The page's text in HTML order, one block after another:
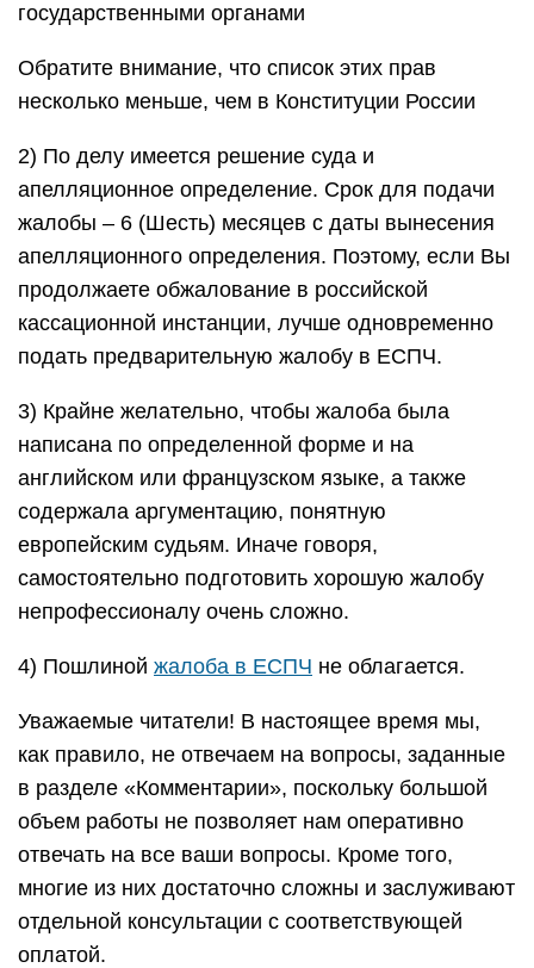
государственными органами
Обратите внимание, что список этих прав
несколько меньше, чем в Конституции России
2) По делу имеется решение суда и
апелляционное определение. Срок для подачи
жалобы – 6 (Шесть) месяцев с даты вынесения
апелляционного определения. Поэтому, если Вы
продолжаете обжалование в российской
кассационной инстанции, лучше одновременно
подать предварительную жалобу в ЕСПЧ.
3) Крайне желательно, чтобы жалоба была
написана по определенной форме и на
английском или французском языке, а также
содержала аргументацию, понятную
европейским судьям. Иначе говоря,
самостоятельно подготовить хорошую жалобу
непрофессионалу очень сложно.
4) Пошлиной жалоба в ЕСПЧ не облагается.
Уважаемые читатели! В настоящее время мы,
как правило, не отвечаем на вопросы, заданные
в разделе «Комментарии», поскольку большой
объем работы не позволяет нам оперативно
отвечать на все ваши вопросы. Кроме того,
многие из них достаточно сложны и заслуживают
отдельной консультации с соответствующей
оплатой.